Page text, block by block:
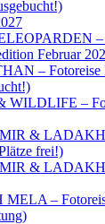
Februar
– Fotoreise
WILDLIFE –
& LADAKH
frei!)
& LADAKH
–